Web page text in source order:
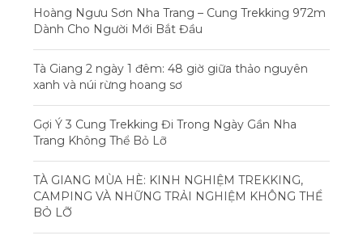
Hoàng Ngưu Sơn Nha Trang – Cung Trekking 972m
Dành Cho Người Mới Bắt Đầu
Tà Giang 2 ngày 1 đêm: 48 giờ giữa thảo nguyên
xanh và núi rừng hoang sơ
Gợi Ý 3 Cung Trekking Đi Trong Ngày Gần Nha
Trang Không Thể Bỏ Lỡ
TÀ GIANG MÙA HÈ: KINH NGHIỆM TREKKING,
CAMPING VÀ NHỮNG TRẢI NGHIỆM KHÔNG THỂ
BỎ LỠ